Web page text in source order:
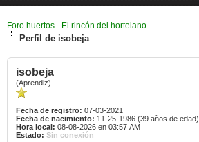
Foro huertos - El rincón del hortelano
Perfil de isobeja
isobeja
(Aprendiz)
Fecha de registro: 07-03-2021
Fecha de nacimiento: 11-25-1986 (39 años de edad)
Hora local: 08-08-2026 en 03:57 AM
Estado: Sin conexión